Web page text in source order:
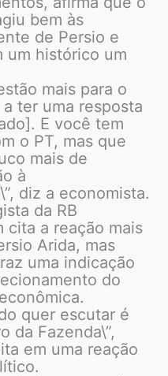
bem às
de Persio e
um histórico um
mais para o
ter uma resposta
E você tem
o PT, mas que
mais de
à
diz a economista.
da RB
cita a reação mais
Arida, mas
uma indicação
do
quer escutar é
da Fazenda\”,
em uma reação